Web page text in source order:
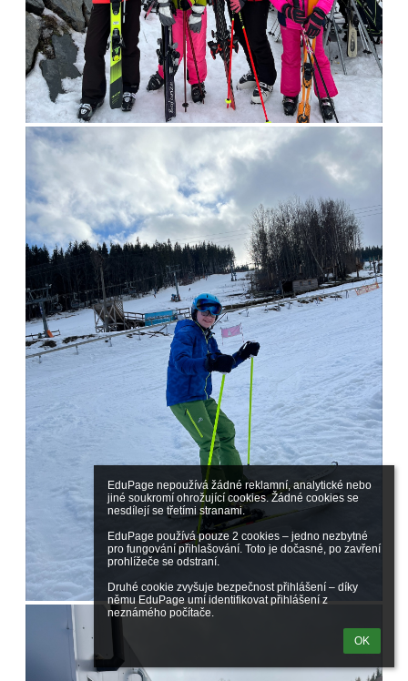
EduPage nepoužívá žádné reklamní, analytické nebo
jiné soukromí ohrožující cookies. Žádné cookies se
nesdílejí se třetími stranami.
EduPage používá pouze 2 cookies – jedno nezbytné
pro fungování přihlašování. Toto je dočasné, po zavření
prohlížeče se odstraní.
Druhé cookie zvyšuje bezpečnost přihlášení – díky
němu EduPage umí identifikovat přihlášení z
neznámého počítače.
OK